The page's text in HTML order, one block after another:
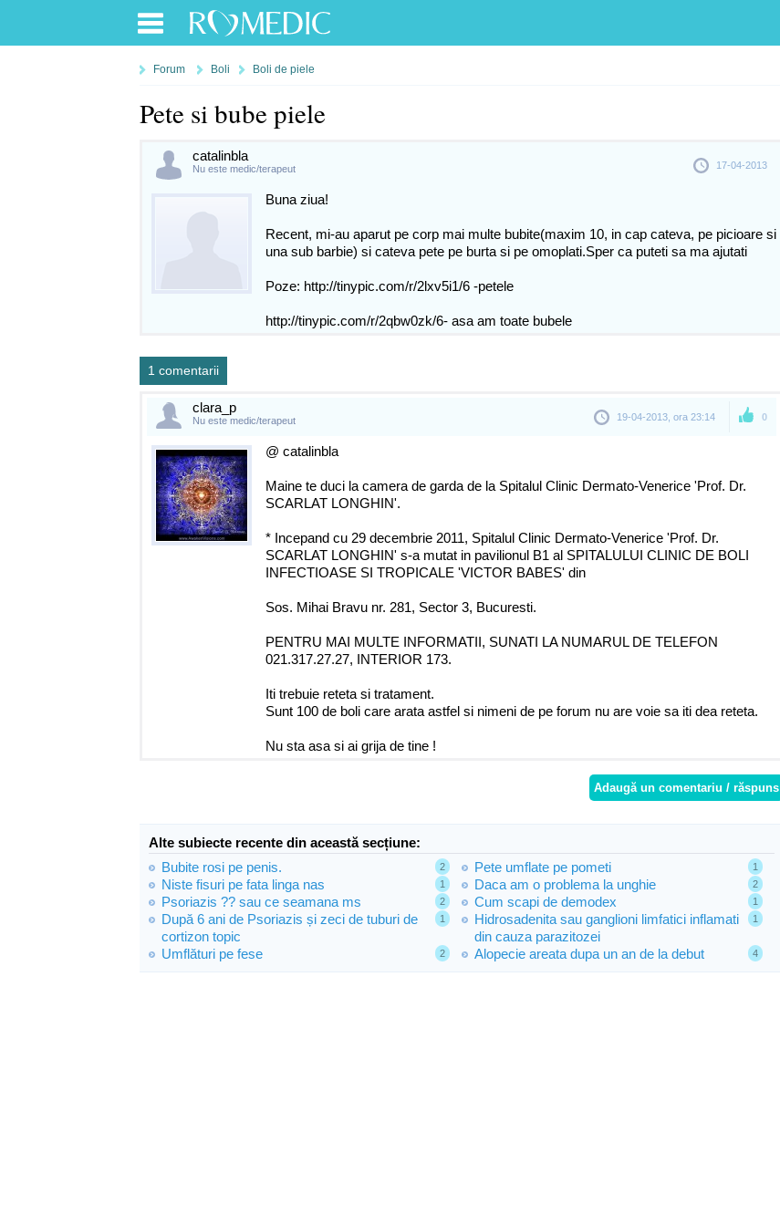
Forum Boli Boli de piele
Pete si bube piele
17-04-2013
catalinbla
Nu este medic/terapeut
Buna ziua!
Recent, mi-au aparut pe corp mai multe bubite(maxim 10, in cap cateva, pe picioare si
una sub barbie) si cateva pete pe burta si pe omoplati.Sper ca puteti sa ma ajutati
Poze: http://tinypic.com/r/2lxv5i1/6 -petele
http://tinypic.com/r/2qbw0zk/6- asa am toate bubele
1 comentarii
0
19-04-2013, ora 23:14
clara_p
Nu este medic/terapeut
@ catalinbla
Maine te duci la camera de garda de la Spitalul Clinic Dermato-Venerice 'Prof. Dr.
SCARLAT LONGHIN'.
* Incepand cu 29 decembrie 2011, Spitalul Clinic Dermato-Venerice 'Prof. Dr.
SCARLAT LONGHIN' s-a mutat in pavilionul B1 al SPITALULUI CLINIC DE BOLI
INFECTIOASE SI TROPICALE 'VICTOR BABES' din
Sos. Mihai Bravu nr. 281, Sector 3, Bucuresti.
PENTRU MAI MULTE INFORMATII, SUNATI LA NUMARUL DE TELEFON
021.317.27.27, INTERIOR 173.
Iti trebuie reteta si tratament.
Sunt 100 de boli care arata astfel si nimeni de pe forum nu are voie sa iti dea reteta.
Nu sta asa si ai grija de tine !
Adaugă un comentariu / răspuns
Alte subiecte recente din această secțiune:
2
Bubite rosi pe penis. 1
Pete umflate pe pometi
1
Niste fisuri pe fata linga nas 2
Daca am o problema la unghie
2
Psoriazis ?? sau ce seamana ms 1
Cum scapi de demodex
1
După 6 ani de Psoriazis și zeci de tuburi de
cortizon topic
1
Hidrosadenita sau ganglioni limfatici inflamati
din cauza parazitozei
2
Umflături pe fese 4
Alopecie areata dupa un an de la debut